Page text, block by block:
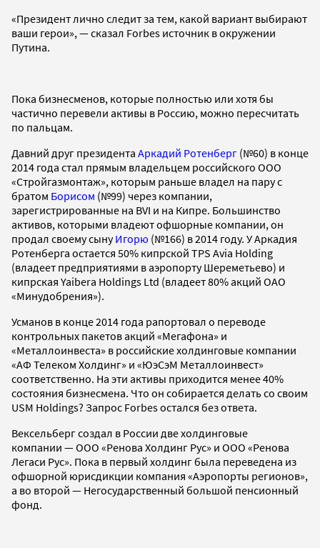
«Президент лично следит за тем, какой вариант выбирают
ваши герои», — сказал Forbes источник в окружении
Путина.
Пока бизнесменов, которые полностью или хотя бы
частично перевели активы в Россию, можно пересчитать
по пальцам.
Давний друг президента Аркадий Ротенберг (№60) в конце
2014 года стал прямым владельцем российского ООО
«Стройгазмонтаж», которым раньше владел на пару с
братом Борисом (№99) через компании,
зарегистрированные на BVI и на Кипре. Большинство
активов, которыми владеют офшорные компании, он
продал своему сынуИгорю (№166) в 2014 году. У Аркадия
Ротенберга остается 50% кипрской TPS Avia Holding
(владеет предприятиями в аэропорту Шереметьево) и
кипрская Yaibera Holdings Ltd (владеет 80% акций ОАО
«Минудобрения»).
Усманов в конце 2014 года рапортовал о переводе
контрольных пакетов акций «Мегафона» и
«Металлоинвеста» в российские холдинговые компании
«АФ Телеком Холдинг» и «ЮэСэМ Металлоинвест»
соответственно. На эти активы приходится менее 40%
состояния бизнесмена. Что он собирается делать со своим
USM Holdings? Запрос Forbes остался без ответа.
Вексельберг создал в России две холдинговые
компании — ООО «Ренова Холдинг Рус» и ООО «Ренова
Легаси Рус». Пока в первый холдинг была переведена из
офшорной юрисдикции компания «Аэропорты регионов»,
а во второй — Негосударственный большой пенсионный
фонд.